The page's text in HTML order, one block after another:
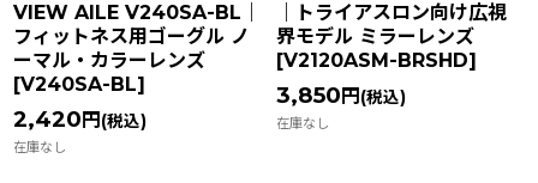
VIEW AILE V240SA-BL｜
フィットネス用ゴーグル ノ
ーマル・カラーレンズ
[V240SA-BL]
2,420 円 (税込)
在庫なし
｜トライアスロン向け広視
界モデル ミラーレンズ
[V2120ASM-BRSHD]
3,850 円 (税込)
在庫なし